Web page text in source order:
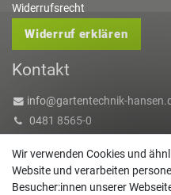
Widerrufsrecht
Widerruf erklären
Kontakt
info@gartentechnik-
0481 8565-0
Anrufe aus dem dt. Festnetz zum
abweichend (abhängig vom Provider).
Wir verwenden Cookies und
Website und verarbeiten
Besucher:innen unserer